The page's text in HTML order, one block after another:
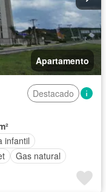
Apartamento
Destacado
infantil
Gas natural